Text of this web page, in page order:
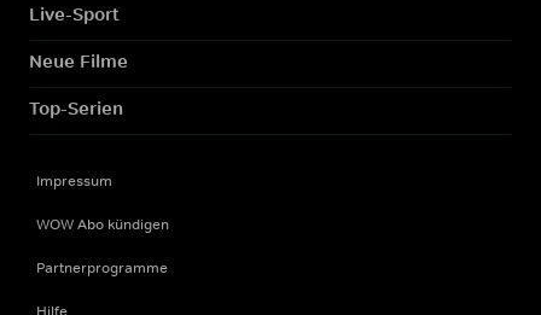
Live-Sport
Neue Filme
Top-Serien
Impressum
WOW Abo kündigen
Partnerprogramme